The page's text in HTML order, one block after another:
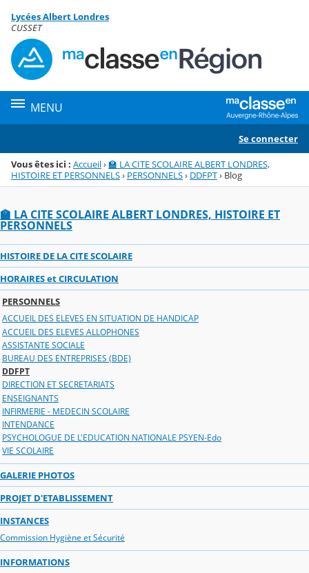
Menu de la rubrique
Contenu
Lycées Albert Londres
CUSSET
MENU
Se connecter
Vous êtes ici : Accueil›🏫 LA CITE SCOLAIRE ALBERT LONDRES,
HISTOIRE ET PERSONNELS› PERSONNELS› DDFPT› Blog
🏫 LA CITE SCOLAIRE ALBERT LONDRES, HISTOIRE ET
PERSONNELS
HISTOIRE DE LA CITE SCOLAIRE
HORAIRES et CIRCULATION
PERSONNELS
ACCUEIL DES ELEVES EN SITUATION DE HANDICAP
ACCUEIL DES ELEVES ALLOPHONES
ASSISTANTE SOCIALE
BUREAU DES ENTREPRISES (BDE)
DDFPT
DIRECTION ET SECRETARIATS
ENSEIGNANTS
INFIRMERIE - MEDECIN SCOLAIRE
INTENDANCE
PSYCHOLOGUE DE L'EDUCATION NATIONALE PSYEN-Edo
VIE SCOLAIRE
GALERIE PHOTOS
PROJET D'ETABLISSEMENT
INSTANCES
Commission Hygiène et Sécurité
INFORMATIONS